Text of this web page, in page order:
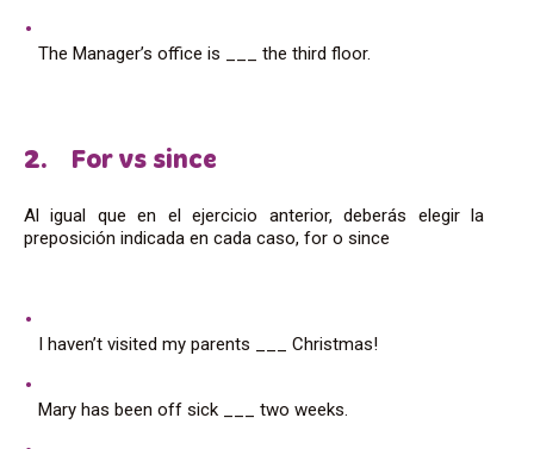
The Manager’s office is ___ the third floor.
2. For vs since
Al igual que en el ejercicio anterior, deberás elegir la
preposición indicada en cada caso, for o since
I haven’t visited my parents ___ Christmas!
Mary has been off sick ___ two weeks.